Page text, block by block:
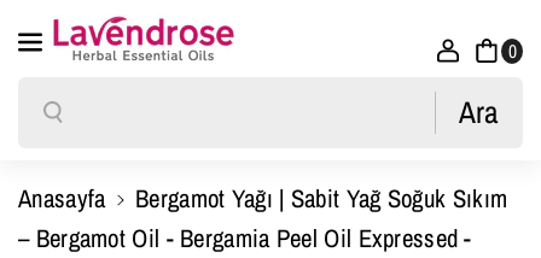
İçeriğe Atla
Ara Ara
0
Anasayfa
Bergamot Yağı | Sabit Yağ Soğuk Sıkım
– Bergamot Oil - Bergamia Peel Oil Expressed -